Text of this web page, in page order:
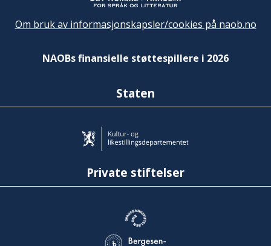
Om bruk av informasjonskapsler/cookies på naob.no
NAOBs finansielle støttespillere i 2026
Staten
Private stiftelser